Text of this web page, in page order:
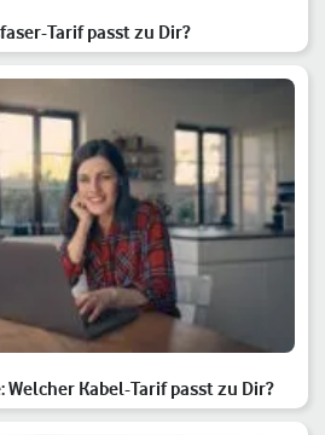
Tarif passt zu Dir?
Welcher Kabel-Tarif passt zu Dir?